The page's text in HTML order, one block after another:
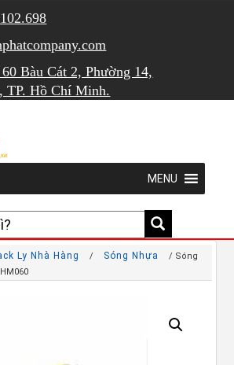
60 Bàu Cát 2, Phường 14,
TP. Hồ Chí Minh.
MENU
Ly Nhà Hàng / Sóng Nhựa
/ Sóng